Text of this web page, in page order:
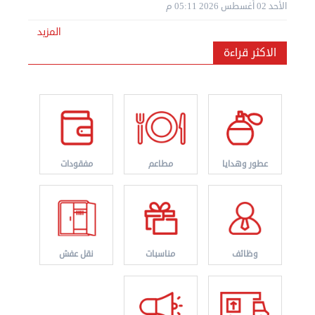
نقل عفش الكويت 50636444 فك وتركيب ايكيا محلي ...
الإثنين 26 أغسطس 2024 11:31 ص
الأحد 02 أغسطس 2026 05:11 م
المزيد
الاكثر قراءة
عطور وهدايا مطاعم مفقودات
وظائف مناسبات نقل عفش